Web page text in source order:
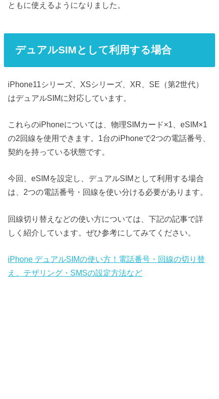
ともに使えるようになりました。
デュアルSIMとして利用する場合
iPhone11シリーズ、XSシリーズ、XR、SE（第2世代）
はデュアルSIMに対応しています。
これらのiPhoneについては、物理SIMカード×1、eSIM×1
の2回線を使用できます。1台のiPhoneで2つの電話番号、
契約を持っている状態です。
今回、eSIMを設定し、デュアルSIMとして利用する場合
は、2つの電話番号・回線を使い分ける必要があります。
回線切り替えなどの使い方については、下記の記事で詳
しく紹介しています。ぜひ参考にしてみてください。
iPhone デュアルSIMの使い方！電話番号・回線の切り替
え、テザリング・SMSの設定方法など